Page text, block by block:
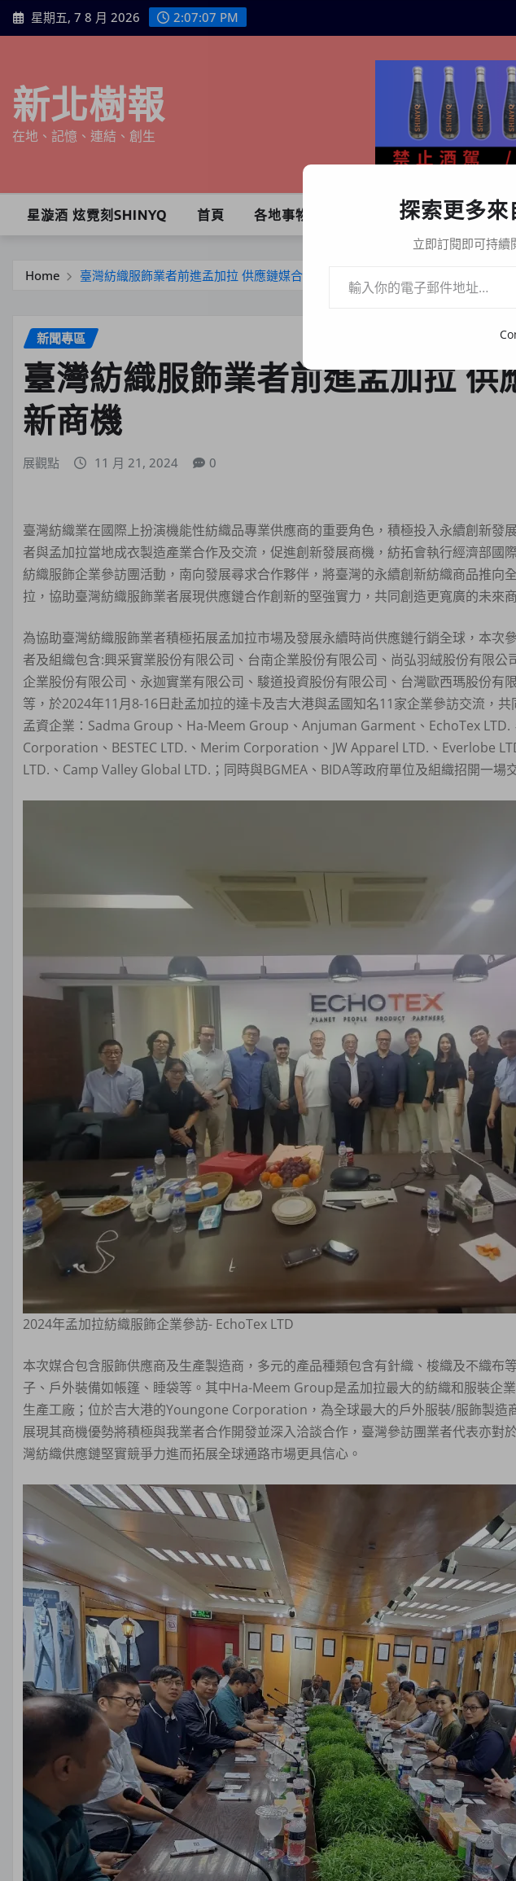
Skip
to
星期五, 7 8 月 2026 2:07:09 PM
新北樹報
在地、記憶、連結、創生
星漩酒 炫霓刻SHINYQ 首頁 各地事物 生活百態 關於樹報
Home 臺灣紡織服飾業者前進孟加拉 供應鏈媒合開拓新商機
新聞專區
臺灣紡織服飾業者前進孟加拉 供
新商機
展觀點 11 月 21, 2024 0
臺灣紡織業在國際上扮演機能性紡織品專業供應商的重要角色，積極投入永續創新發
者與孟加拉當地成衣製造產業合作及交流，促進創新發展商機，紡拓會執行經濟部國
紡織服飾企業參訪團活動，南向發展尋求合作夥伴，將臺灣的永續創新紡織商品推向
拉，協助臺灣紡織服飾業者展現供應鏈合作創新的堅強實力，共同創造更寬廣的未來
為協助臺灣紡織服飾業者積極拓展孟加拉市場及發展永續時尚供應鏈行銷全球，本次
者及組織包含:興采實業股份有限公司、台南企業股份有限公司、尚弘羽絨股份有限公
企業股份有限公司、永迦實業有限公司、駿道投資股份有限公司、台灣歐西瑪股份有
等，於2024年11月8-16日赴孟加拉的達卡及吉大港與孟國知名11家企業參訪交流，
孟資企業：Sadma Group、Ha-Meem Group、Anjuman Garment、EchoTex LTD.
Corporation、BESTEC LTD.、Merim Corporation、JW Apparel LTD.、Everlobe
LTD.、Camp Valley Global LTD.；同時與BGMEA、BIDA等政府單位及組織招開一場
2024年孟加拉紡織服飾企業參訪- EchoTex LTD
本次媒合包含服飾供應商及生產製造商，多元的產品種類包含有針織、梭織及不織布
子、戶外裝備如帳篷、睡袋等。其中Ha-Meem Group是孟加拉最大的紡織和服裝企
生產工廠；位於吉大港的Youngone Corporation，為全球最大的戶外服裝/服飾製造
展現其商機優勢將積極與我業者合作開發並深入洽談合作，臺灣參訪團業者代表亦對
灣紡織供應鏈堅實競爭力進而拓展全球通路市場更具信心。
探索更多
立即訂閱即可持續